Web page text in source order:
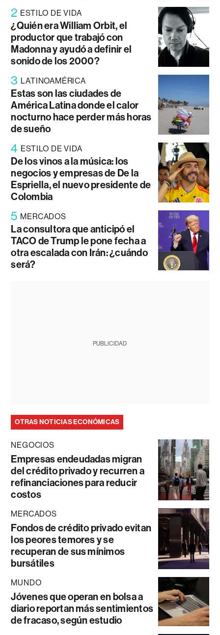
2 ESTILO DE VIDA
¿Quién era William Orbit, el
productor que trabajó con
Madonna y ayudó a definir el
sonido de los 2000?
3 LATINOAMÉRICA
Estas son las ciudades de
América Latina donde el calor
nocturno hace perder más horas
de sueño
4 ESTILO DE VIDA
De los vinos a la música: los
negocios y empresas de De la
Espriella, el nuevo presidente de
Colombia
5 MERCADOS
La consultora que anticipó el
TACO de Trump le pone fecha a
otra escalada con Irán: ¿cuándo
será?
PUBLICIDAD
OTRAS NOTICIAS ECONÓMICAS
NEGOCIOS
Empresas endeudadas migran
del crédito privado y recurren a
refinanciaciones para reducir
costos
MERCADOS
Fondos de crédito privado evitan
los peores temores y se
recuperan de sus mínimos
bursátiles
MUNDO
Jóvenes que operan en bolsa a
diario reportan más sentimientos
de fracaso, según estudio